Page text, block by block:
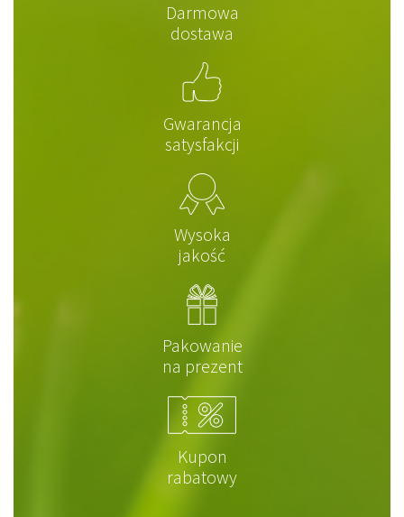
Darmowa
dostawa
Gwarancja
satysfakcji
Wysoka
jakość
Pakowanie
na prezent
Kupon
rabatowy